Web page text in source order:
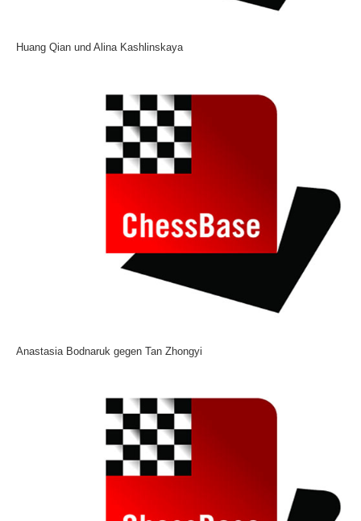
Huang Qian und Alina Kashlinskaya
Anastasia Bodnaruk gegen Tan Zhongyi